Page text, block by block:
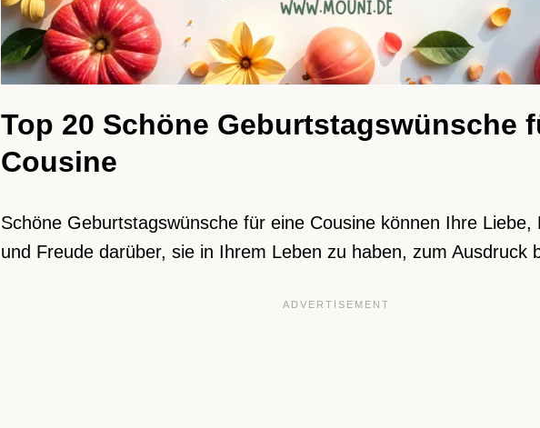
Top 20 Schöne Geburtstagswünsche
Cousine
Schöne Geburtstagswünsche für eine Cousine können Ihre Liebe,
und Freude darüber, sie in Ihrem Leben zu haben, zum Ausdruck